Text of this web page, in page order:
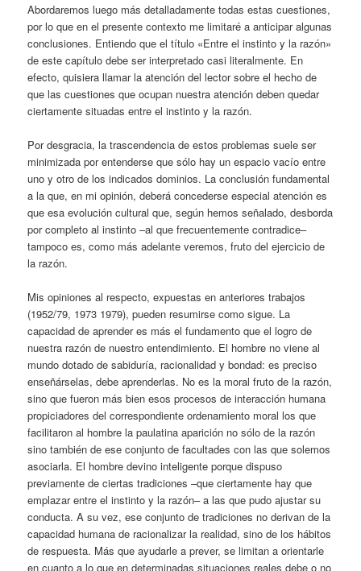
Abordaremos luego más detalladamente todas estas cuestiones,
por lo que en el presente contexto me limitaré a anticipar algunas
conclusiones. Entiendo que el título «Entre el instinto y la razón»
de este capítulo debe ser interpretado casi literalmente. En
efecto, quisiera llamar la atención del lector sobre el hecho de
que las cuestiones que ocupan nuestra atención deben quedar
ciertamente situadas entre el instinto y la razón.
Por desgracia, la trascendencia de estos problemas suele ser
minimizada por entenderse que sólo hay un espacio vacío entre
uno y otro de los indicados dominios. La conclusión fundamental
a la que, en mi opinión, deberá concederse especial atención es
que esa evolución cultural que, según hemos señalado, desborda
por completo al instinto –al que frecuentemente contradice–
tampoco es, como más adelante veremos, fruto del ejercicio de
la razón.
Mis opiniones al respecto, expuestas en anteriores trabajos
(1952/79, 1973 1979), pueden resumirse como sigue. La
capacidad de aprender es más el fundamento que el logro de
nuestra razón de nuestro entendimiento. El hombre no viene al
mundo dotado de sabiduría, racionalidad y bondad: es preciso
enseñárselas, debe aprenderlas. No es la moral fruto de la razón,
sino que fueron más bien esos procesos de interacción humana
propiciadores del correspondiente ordenamiento moral los que
facilitaron al hombre la paulatina aparición no sólo de la razón
sino también de ese conjunto de facultades con las que solemos
asociarla. El hombre devino inteligente porque dispuso
previamente de ciertas tradiciones –que ciertamente hay que
emplazar entre el instinto y la razón– a las que pudo ajustar su
conducta. A su vez, ese conjunto de tradiciones no derivan de la
capacidad humana de racionalizar la realidad, sino de los hábitos
de respuesta. Más que ayudarle a prever, se limitan a orientarle
en cuanto a lo que en determinadas situaciones reales debe o no